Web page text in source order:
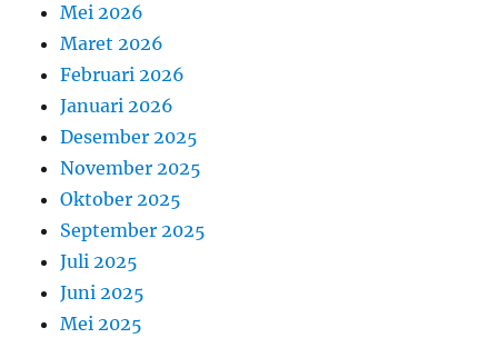
Mei 2026
Maret 2026
Februari 2026
Januari 2026
Desember 2025
November 2025
Oktober 2025
September 2025
Juli 2025
Juni 2025
Mei 2025